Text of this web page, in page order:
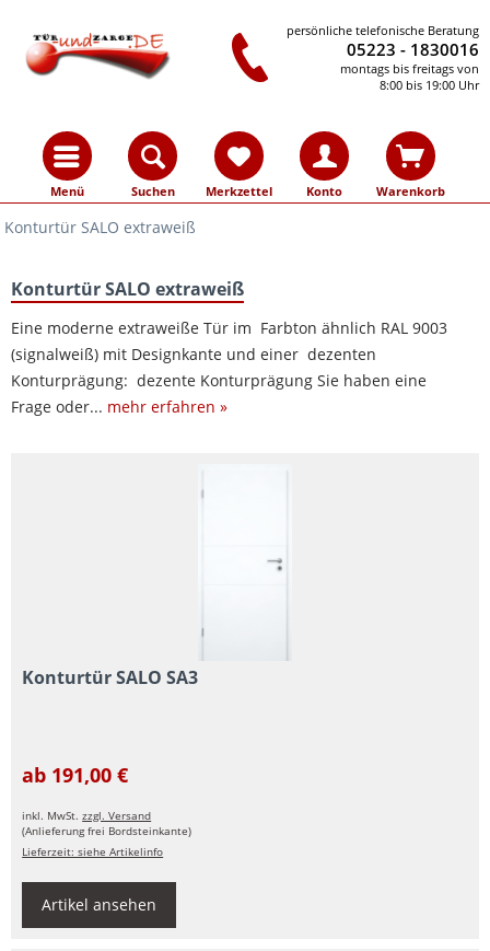
persönliche telefonische Beratung
05223 - 1830016
montags bis freitags von
8:00 bis 19:00 Uhr
Menü Suchen Merkzettel Konto Warenkorb
Konturtür SALO extraweiß
Konturtür SALO extraweiß
Eine moderne extraweiße Tür im Farbton ähnlich RAL 9003
(signalweiß) mit Designkante und einer dezenten
Konturprägung: dezente Konturprägung Sie haben eine
Frage oder... mehr erfahren »
Konturtür SALO SA3
ab 191,00 €
inkl. MwSt.zzgl. Versand
(Anlieferung frei Bordsteinkante)
Lieferzeit: siehe Artikelinfo
Artikel ansehen